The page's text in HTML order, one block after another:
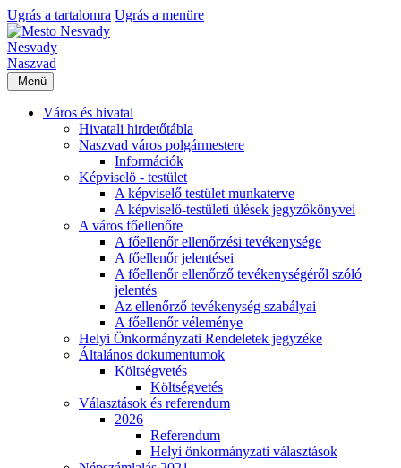
Ugrás a tartalomra Ugrás a menüre
Nesvady
Naszvad
Menü
Város és hivatal
Hivatali hirdetőtábla
Naszvad város polgármestere
Információk
Képviselö - testület
A képviselő testület munkaterve
A képviselő-testületi ülések jegyzőkönyvei
A város főellenőre
A főellenőr ellenőrzési tevékenysége
A főellenőr jelentései
A főellenőr ellenőrző tevékenységéről szóló
jelentés
Az ellenőrző tevékenység szabályai
A főellenőr véleménye
Helyi Önkormányzati Rendeletek jegyzéke
Általános dokumentumok
Költségvetés
Költségvetés
Választások és referendum
2026
Referendum
Helyi önkormányzati választások